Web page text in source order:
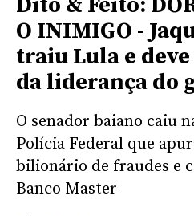
O INIMIGO -
traiu Lula e
da liderança do
O senador baiano caiu
Polícia Federal que
bilionário de fraudes e
Banco Master